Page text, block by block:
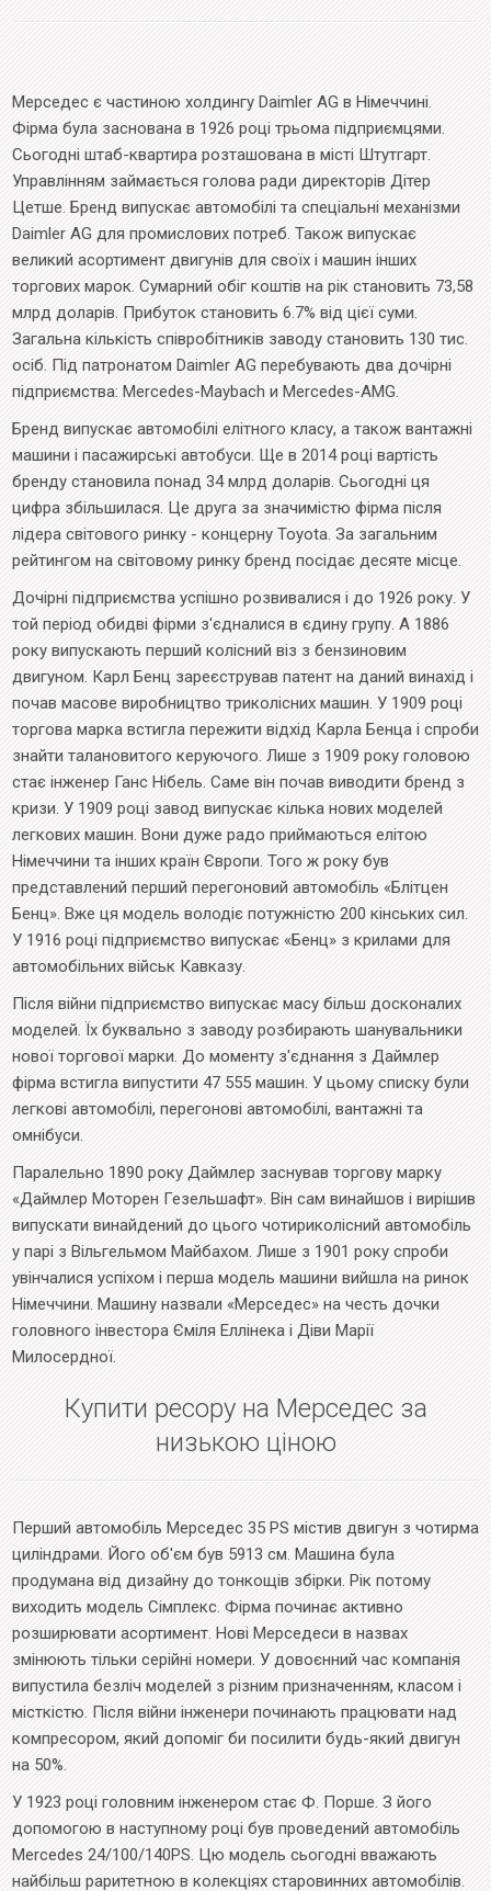
Мерседес є частиною холдингу Daimler AG в Німеччині.
Фірма була заснована в 1926 році трьома підприємцями.
Сьогодні штаб-квартира розташована в місті Штутгарт.
Управлінням займається голова ради директорів Дітер
Цетше. Бренд випускає автомобілі та спеціальні механізми
Daimler AG для промислових потреб. Також випускає
великий асортимент двигунів для своїх і машин інших
торгових марок. Сумарний обіг коштів на рік становить 73,58
млрд доларів. Прибуток становить 6.7% від цієї суми.
Загальна кількість співробітників заводу становить 130 тис.
осіб. Під патронатом Daimler AG перебувають два дочірні
підприємства: Mercedes-Maybach и Mercedes-AMG.
Бренд випускає автомобілі елітного класу, а також вантажні
машини і пасажирські автобуси. Ще в 2014 році вартість
бренду становила понад 34 млрд доларів. Сьогодні ця
цифра збільшилася. Це друга за значимістю фірма після
лідера світового ринку - концерну Toyota. За загальним
рейтингом на світовому ринку бренд посідає десяте місце.
Дочірні підприємства успішно розвивалися і до 1926 року. У
той період обидві фірми з'єдналися в єдину групу. А 1886
року випускають перший колісний віз з бензиновим
двигуном. Карл Бенц зареєстрував патент на даний винахід і
почав масове виробництво триколісних машин. У 1909 році
торгова марка встигла пережити відхід Карла Бенца і спроби
знайти талановитого керуючого. Лише з 1909 року головою
стає інженер Ганс Нібель. Саме він почав виводити бренд з
кризи. У 1909 році завод випускає кілька нових моделей
легкових машин. Вони дуже радо приймаються елітою
Німеччини та інших країн Європи. Того ж року був
представлений перший перегоновий автомобіль «Блітцен
Бенц». Вже ця модель володіє потужністю 200 кінських сил.
У 1916 році підприємство випускає «Бенц» з крилами для
автомобільних військ Кавказу.
Після війни підприємство випускає масу більш досконалих
моделей. Їх буквально з заводу розбирають шанувальники
нової торгової марки. До моменту з'єднання з Даймлер
фірма встигла випустити 47 555 машин. У цьому списку були
легкові автомобілі, перегонові автомобілі, вантажні та
омнібуси.
Паралельно 1890 року Даймлер заснував торгову марку
«Даймлер Моторен Гезельшафт». Він сам винайшов і вирішив
випускати винайдений до цього чотириколісний автомобіль
у парі з Вільгельмом Майбахом. Лише з 1901 року спроби
увінчалися успіхом і перша модель машини вийшла на ринок
Німеччини. Машину назвали «Мерседес» на честь дочки
головного інвестора Єміля Еллінека і Діви Марії
Милосердної.
Купити ресору на Мерседес за
низькою ціною
Перший автомобіль Мерседес 35 PS містив двигун з чотирма
циліндрами. Його об'єм був 5913 см. Машина була
продумана від дизайну до тонкощів збірки. Рік потому
виходить модель Сімплекс. Фірма починає активно
розширювати асортимент. Нові Мерседеси в назвах
змінюють тільки серійні номери. У довоєнний час компанія
випустила безліч моделей з різним призначенням, класом і
місткістю. Після війни інженери починають працювати над
компресором, який допоміг би посилити будь-який двигун
на 50%.
У 1923 році головним інженером стає Ф. Порше. З його
допомогою в наступному році був проведений автомобіль
Mercedes 24/100/140PS. Цю модель сьогодні вважають
найбільш раритетною в колекціях старовинних автомобілів.